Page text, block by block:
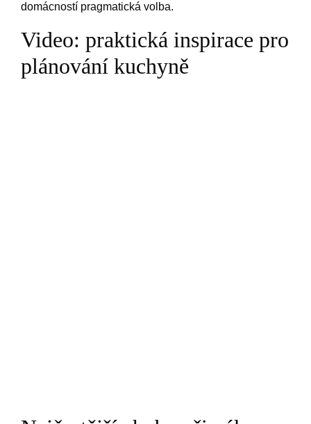
domácností pragmatická volba.
Video: praktická inspirace pro
plánování kuchyně